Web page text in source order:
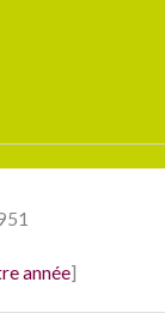
année]